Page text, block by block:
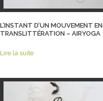
L’INSTANT D’UN MOUVEMENT EN
TRANSLITTÉRATION – AIRYOGA
Lire la suite